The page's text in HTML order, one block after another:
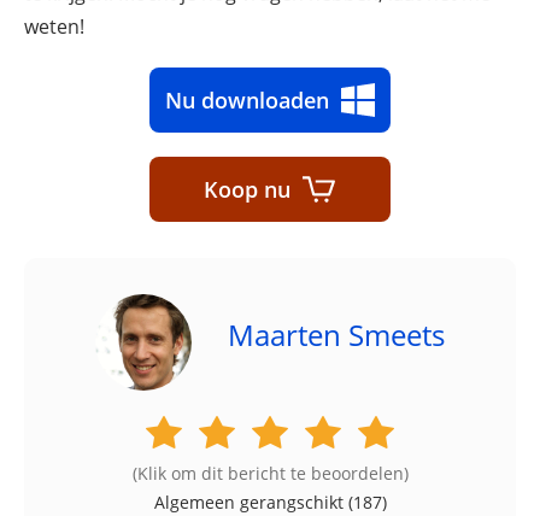
weten!
Nu downloaden
Koop nu
Maarten Smeets
(Klik om dit bericht te beoordelen)
Algemeen gerangschikt (187)